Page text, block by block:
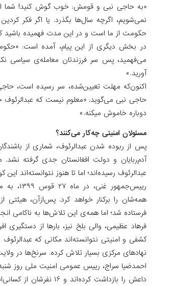
«به حاجی نبی و قومش: خوب گوش کنید! شما
نمی‌شویم، اگرچه سال‌ها بگذرد. یا اگر فکر
حکومت از ما است و در این مدت فهمیده باشید
در بخش دیگری از این پیام، آمده است:
می‌فهمید، پس سر فرزندتان معامله‌ی سیاسی
آورید.»
حاجی نبی می‌گوید: «معلوم نیست که عبدالرئوف
دوباره خاموش میکنه.»
مسئولان امنیتی چه‌کار می‌کنند؟
پس از ربوده شدن عبدالرئوف، شماری از
آدم‌ربایان و دولت افغانستان جدی گرفته نشد.
عبدالرئوف رسیده‌اند؛ اما تا هنوز نتوانسته‌اند
همه‌شان را برکنار خواهد کرد. پس‌ازآن، هیئتی
فرستاده شد؛ اما همه‌ی این تلاش‌ها به ناکامی
فرهاد عظیمی، والی بلخ نیز، بارها از
کشفی و امنیتی نتوانسته‌اند مکانی که
نهادهای مرکزی بسیار تلاش کرده. سرنخ‌ها در
داعش را بازداشت